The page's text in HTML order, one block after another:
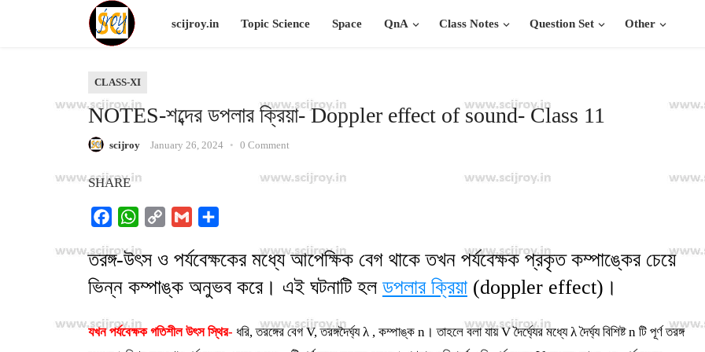
scijroy.in Topic Science Space QnA Class Notes Question Set Other
CLASS-XI
NOTES-শব্দের ডপলার ক্রিয়া- Doppler effect of sound- Class 11
scijroy January 26, 2024 • 0 Comment
SHARE
c
b
o
o
W
a
A
p
p
L
n
a
a
তরঙ্গ-উৎস ও পর্যবেক্ষকের মধ্যে আপেক্ষিক বেগ থাকে তখন পর্যবেক্ষক প্রকৃত কম্পাঙ্কের চেয়ে
ভিন্ন কম্পাঙ্ক অনুভব করে। এই ঘটনাটি হল ডপলার ক্রিয়া (doppler effect)।
যখন পর্যবেক্ষক গতিশীল উৎস স্থির- ধরি, তরঙ্গের বেগ V, তরঙ্গদৈর্ঘ্য λ , কম্পাঙ্ক n। তাহলে বলা যায় V দৈর্ঘ্যের মধ্যে λ দৈর্ঘ্য বিশিষ্ট n টি পূর্ণ তরঙ্গ